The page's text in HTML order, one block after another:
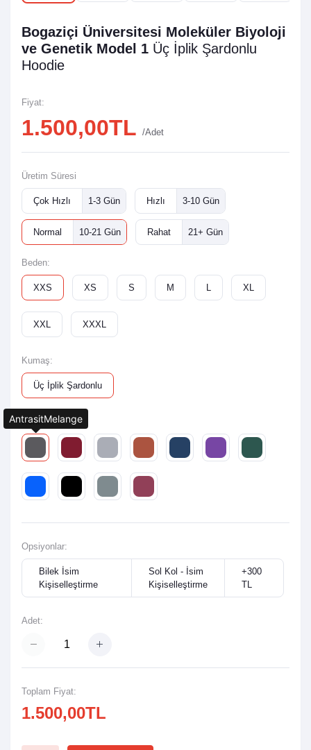
Bogaziçi Üniversitesi Moleküler Biyoloji
ve Genetik Model 1 Üç İplik Şardonlu
Hoodie
Fiyat:
1.500,00TL /Adet
Üretim Süresi
Çok Hızlı 1-3 Gün Hızlı 3-10 Gün
Normal 10-21 Gün Rahat 21+ Gün
Beden:
XXS XS S M L XL
XXL XXXL
Kumaş:
Üç İplik Şardonlu
Renk:
Opsiyonlar:
Bilek İsim
Kişiselleştirme
Sol Kol - İsim
Kişiselleştirme
+300
TL
Adet:
Toplam Fiyat:
1.500,00TL
AntrasitMelange